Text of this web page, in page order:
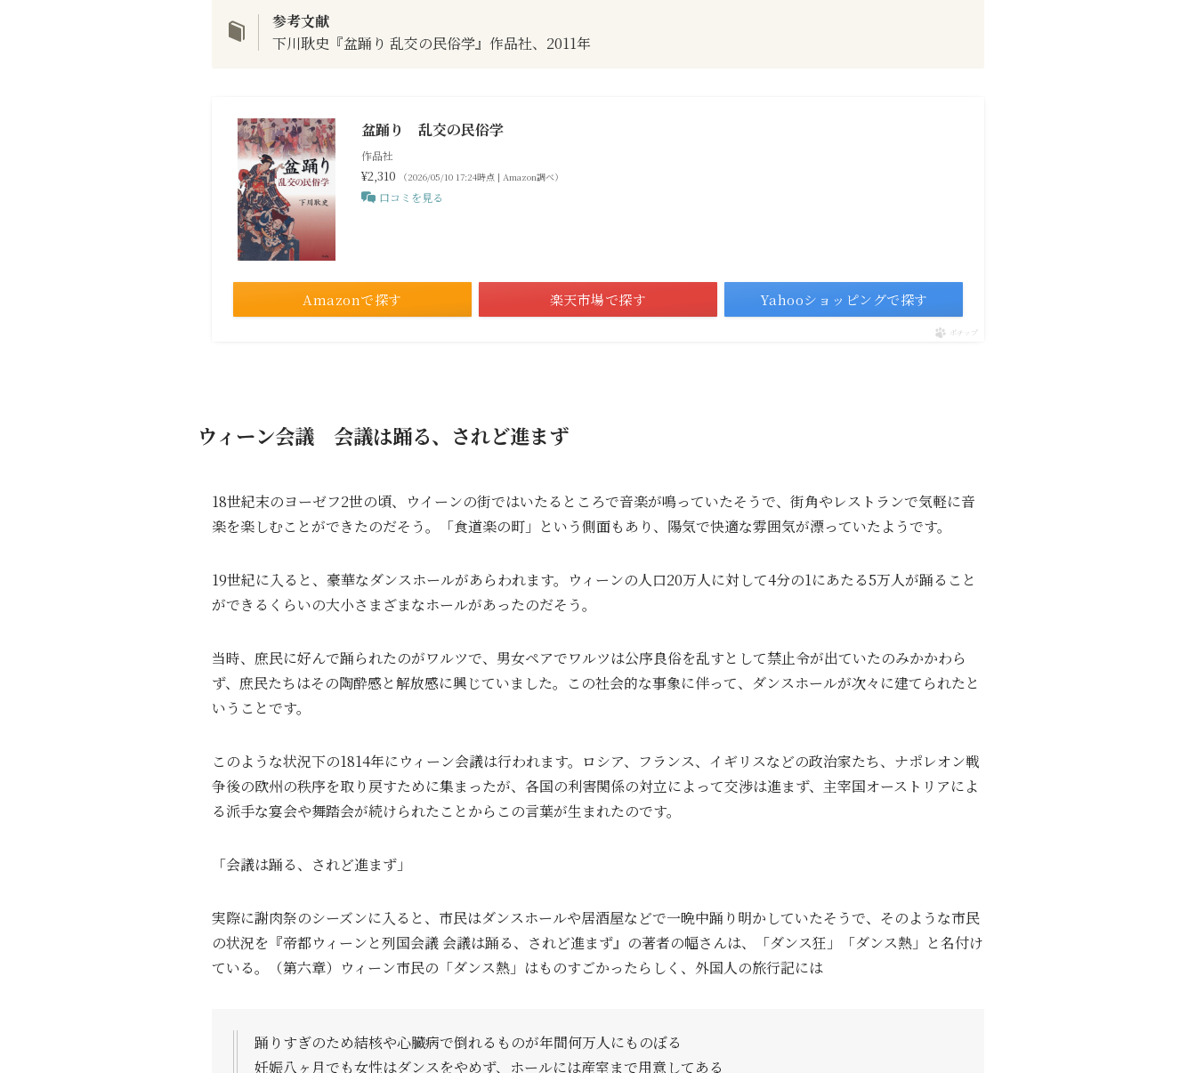
参考文献
下川耿史『盆踊り 乱交の民俗学』作品社、2011年
盆踊り 乱交の民俗学
作品社
¥2,310 （2026/05/10 17:24時点 | Amazon調べ）
口コミを見る
Amazonで探す 楽天市場で探す Yahooショッピングで探す
ポチップ
ウィーン会議 会議は踊る、されど進まず
18世紀末のヨーゼフ2世の頃、ウイーンの街ではいたるところで音楽が鳴っていたそうで、街角やレストランで気軽に音
楽を楽しむことができたのだそう。「食道楽の町」という側面もあり、陽気で快適な雰囲気が漂っていたようです。
19世紀に入ると、豪華なダンスホールがあらわれます。ウィーンの人口20万人に対して4分の1にあたる5万人が踊ること
ができるくらいの大小さまざまなホールがあったのだそう。
当時、庶民に好んで踊られたのがワルツで、男女ペアでワルツは公序良俗を乱すとして禁止令が出ていたのみかかわら
ず、庶民たちはその陶酔感と解放感に興じていました。この社会的な事象に伴って、ダンスホールが次々に建てられたと
いうことです。
このような状況下の1814年にウィーン会議は行われます。ロシア、フランス、イギリスなどの政治家たち、ナポレオン戦
争後の欧州の秩序を取り戻すために集まったが、各国の利害関係の対立によって交渉は進まず、主宰国オーストリアによ
る派手な宴会や舞踏会が続けられたことからこの言葉が生まれたのです。
「会議は踊る、されど進まず」
実際に謝肉祭のシーズンに入ると、市民はダンスホールや居酒屋などで一晩中踊り明かしていたそうで、そのような市民
の状況を『帝都ウィーンと列国会議 会議は踊る、されど進まず』の著者の幅さんは、「ダンス狂」「ダンス熱」と名付け
ている。（第六章）ウィーン市民の「ダンス熱」はものすごかったらしく、外国人の旅行記には
踊りすぎのため結核や心臓病で倒れるものが年間何万人にものぼる
妊娠八ヶ月でも女性はダンスをやめず、ホールには産室まで用意してある